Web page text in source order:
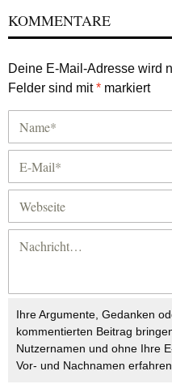
KOMMENTARE
Deine E-Mail-Adresse wird
Felder sind mit* markiert
Ihre Argumente, Gedanken
kommentierten Beitrag
Nutzernamen und ohne Ihre
Vor- und Nachnamen